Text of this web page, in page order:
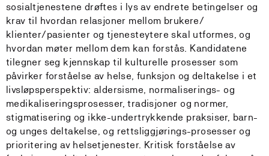
sosialtjenestene drøftes i lys av endrete betingelser og
krav til hvordan relasjoner mellom brukere/
klienter/pasienter og tjenesteytere skal utformes, og
hvordan møter mellom dem kan forstås. Kandidatene
tilegner seg kjennskap til kulturelle prosesser som
påvirker forståelse av helse, funksjon og deltakelse i et
livsløpsperspektiv: aldersisme, normaliserings- og
medikaliseringsprosesser, tradisjoner og normer,
stigmatisering og ikke-undertrykkende praksiser, barn-
og unges deltakelse, og rettsliggjørings-prosesser og
prioritering av helsetjenester. Kritisk forståelse av